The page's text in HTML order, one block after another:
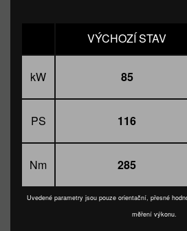
VÝCHOZÍ STAV
kW 85
PS 116
Nm 285
Uvedené parametry jsou pouze orientační, přesné
měření výkonu.